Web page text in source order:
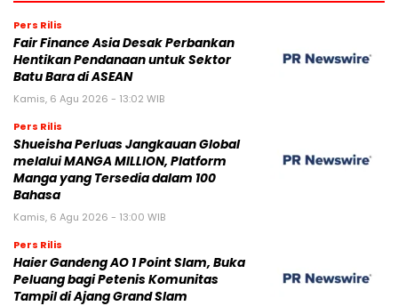
Pers Rilis
Fair Finance Asia Desak Perbankan
Hentikan Pendanaan untuk Sektor
Batu Bara di ASEAN
Kamis, 6 Agu 2026 - 13:02 WIB
Pers Rilis
Shueisha Perluas Jangkauan Global
melalui MANGA MILLION, Platform
Manga yang Tersedia dalam 100
Bahasa
Kamis, 6 Agu 2026 - 13:00 WIB
Pers Rilis
Haier Gandeng AO 1 Point Slam, Buka
Peluang bagi Petenis Komunitas
Tampil di Ajang Grand Slam